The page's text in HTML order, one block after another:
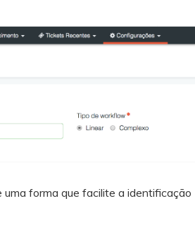
forma que facilite a identificação